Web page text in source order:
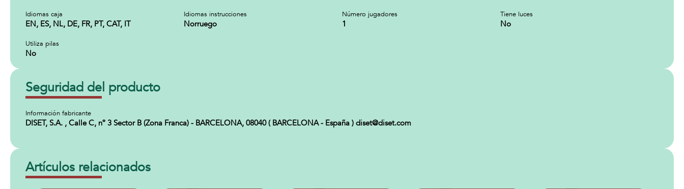
Idiomas caja
EN, ES, NL, DE, FR, PT, CAT, IT
Idiomas instrucciones
Norruego
Número jugadores
1
Tiene luces
No
Utiliza pilas
No
Seguridad del producto
Información fabricante
DISET, S.A. , Calle C, nº 3 Sector B (Zona Franca) - BARCELONA, 08040 ( BARCELONA - España ) diset@diset.com
Artículos relacionados